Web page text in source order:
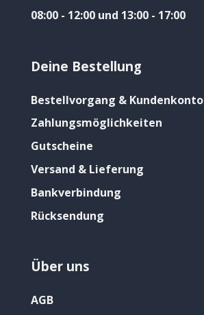
08:00 - 12:00 und 13:00 - 17:00
Deine Bestellung
Bestellvorgang & Kundenkonto
Zahlungsmöglichkeiten
Gutscheine
Versand & Lieferung
Bankverbindung
Rücksendung
Über uns
AGB